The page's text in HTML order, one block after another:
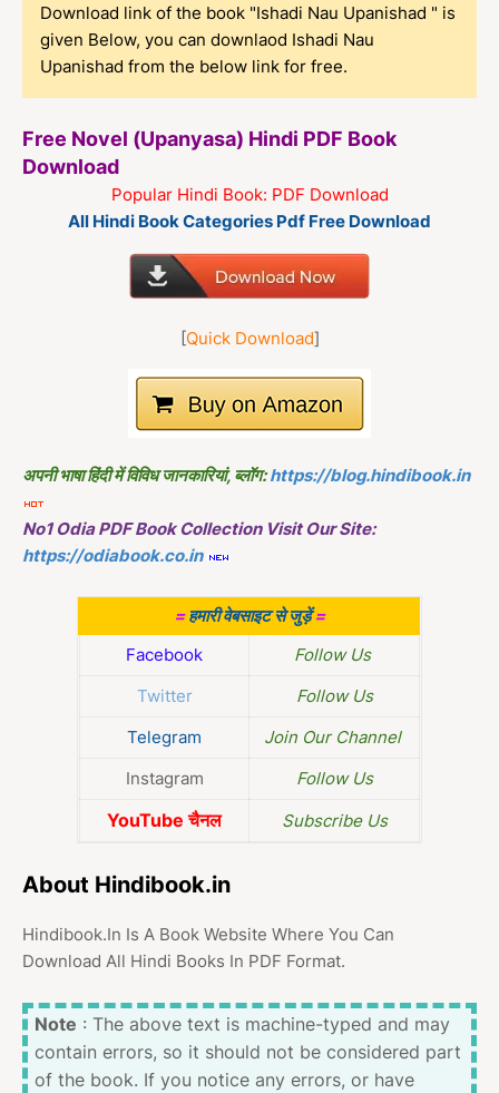
Download link of the book "Ishadi Nau Upanishad " is
given Below, you can downlaod Ishadi Nau
Upanishad from the below link for free.
Free Novel (Upanyasa) Hindi PDF Book
Download
Popular Hindi Book: PDF Download
All Hindi Book Categories Pdf Free Download
[Quick Download]
अपनी भाषा हिंदी में विविध जानकारियां, ब्लॉग: https://blog.hindibook.in
No1 Odia PDF Book Collection Visit Our Site:
https://odiabook.co.in
=हमारी वेबसाइट से जुड़ें=
Facebook
Follow Us
Twitter
Follow Us
Telegram
Join Our Channel
Instagram
Follow Us
YouTube चैनल Subscribe Us
About Hindibook.in
Hindibook.In Is A Book Website Where You Can
Download All Hindi Books In PDF Format.
Note : The above text is machine-typed and may
contain errors, so it should not be considered part
of the book. If you notice any errors, or have